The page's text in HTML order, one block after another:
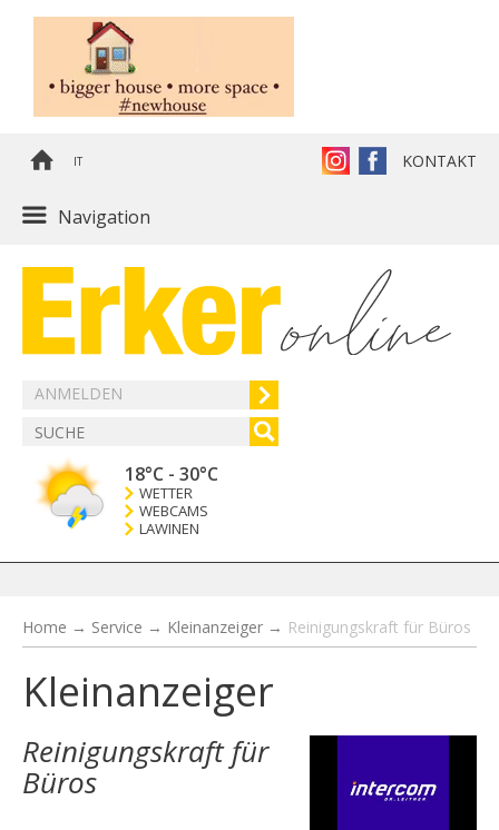
IT KONTAKT
Navigation
ANMELDEN
18°C - 30°C
WETTER
WEBCAMS
LAWINEN
Home → Service → Kleinanzeiger → Reinigungskraft für Büros
Kleinanzeiger
Reinigungskraft für
Büros